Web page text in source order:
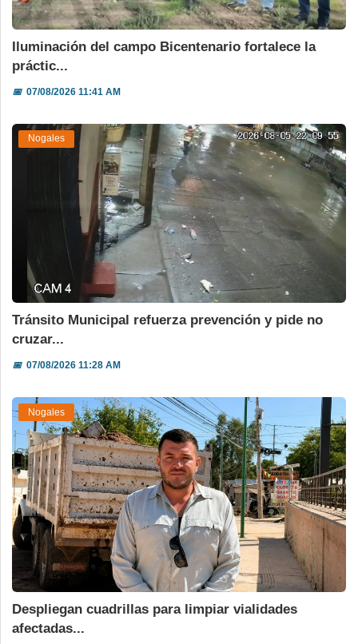
Iluminación del campo Bicentenario fortalece la
práctic...
📅07/08/2026 11:41 AM
Nogales
Tránsito Municipal refuerza prevención y pide no
cruzar...
📅07/08/2026 11:28 AM
Nogales
Despliegan cuadrillas para limpiar vialidades
afectadas...